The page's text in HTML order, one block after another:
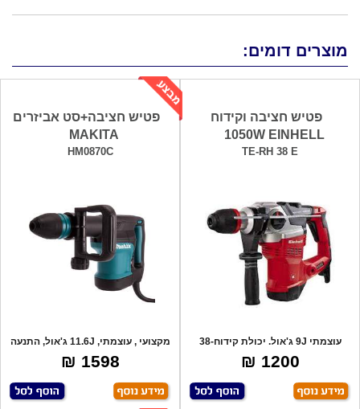
מוצרים דומים:
פטיש חציבה וקידוח
1050W EINHELL
TE-RH 38 E
עוצמתי 9J ג'אול. יכולת קידוח-38
מ"מ. 3 מ
1200 ₪
פטיש חציבה+סט אביזרים
MAKITA
HM0870C
מקצועי , עוצמתי, 11.6J ג'אול, התנעה
רכה
1598 ₪